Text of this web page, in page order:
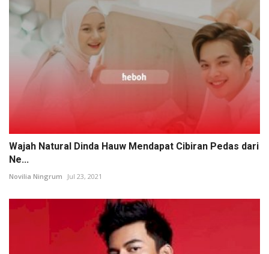
Wajah Natural Dinda Hauw Mendapat Cibiran Pedas dari
Ne...
Novilia Ningrum Jul 23, 2021